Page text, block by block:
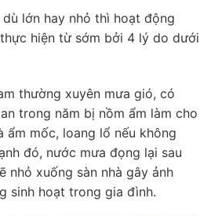
lớn hay nhỏ thì hoạt động
hiện từ sớm bởi 4 lý do dưới
thường xuyên mưa gió, có
trong năm bị nồm ẩm làm cho
ẩm mốc, loang lổ nếu không
đó, nước mưa đọng lại sau
nhỏ xuống sàn nhà gây ảnh
sinh hoạt trong gia đình.